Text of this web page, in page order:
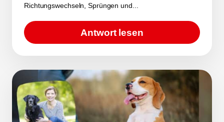
Richtungswechseln, Sprüngen und...
Antwort lesen